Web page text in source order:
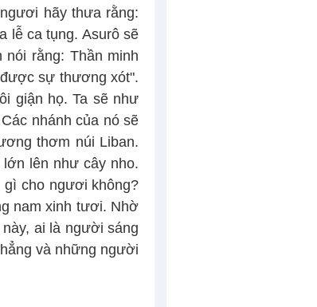
hãy thưa rằng:
lễ ca tụng. Asurô sẽ
rằng: Thần minh
sự thương xót".
giận họ. Ta sẽ như
nhánh của nó sẽ
thơm núi Liban.
lên như cây nho.
cho ngươi không?
nam xinh tươi. Nhờ
ai là người sáng
và những người